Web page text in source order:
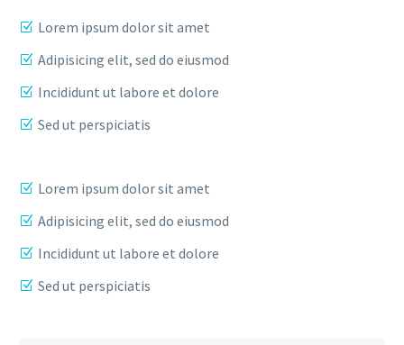
Lorem ipsum dolor sit amet
Adipisicing elit, sed do eiusmod
Incididunt ut labore et dolore
Sed ut perspiciatis
Lorem ipsum dolor sit amet
Adipisicing elit, sed do eiusmod
Incididunt ut labore et dolore
Sed ut perspiciatis